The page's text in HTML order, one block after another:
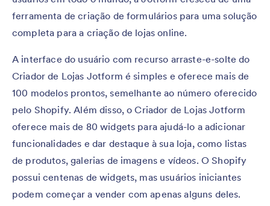
ferramenta de criação de formulários para uma solução
completa para a criação de lojas online.
A interface do usuário com recurso arraste-e-solte do
Criador de Lojas Jotform é simples e oferece mais de
100 modelos prontos, semelhante ao número oferecido
pelo Shopify. Além disso, o Criador de Lojas Jotform
oferece mais de 80 widgets para ajudá-lo a adicionar
funcionalidades e dar destaque à sua loja, como listas
de produtos, galerias de imagens e vídeos. O Shopify
possui centenas de widgets, mas usuários iniciantes
podem começar a vender com apenas alguns deles.